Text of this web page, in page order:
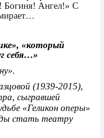
Богиня! Ангел!» С
«который
себя…»
(1939-2015),
сыгравшей
«Геликон оперы»
стать театру